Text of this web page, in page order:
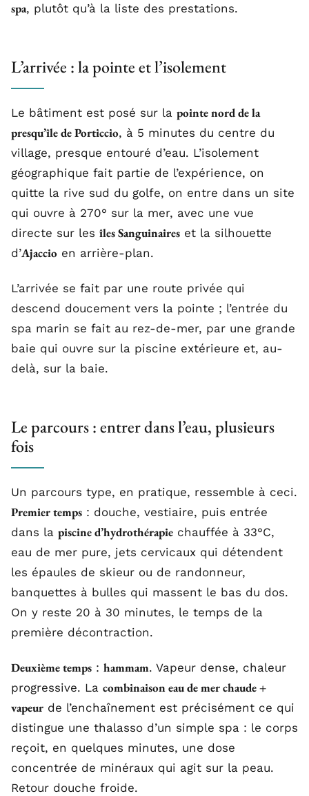
spa, plutôt qu’à la liste des prestations.
L’arrivée : la pointe et l’isolement
Le bâtiment est posé sur la pointe nord de la
presqu’île de Porticcio, à 5 minutes du centre du
village, presque entouré d’eau. L’isolement
géographique fait partie de l’expérience, on
quitte la rive sud du golfe, on entre dans un site
qui ouvre à 270° sur la mer, avec une vue
directe sur les îles Sanguinaires et la silhouette
d’Ajaccio en arrière-plan.
L’arrivée se fait par une route privée qui
descend doucement vers la pointe ; l’entrée du
spa marin se fait au rez-de-mer, par une grande
baie qui ouvre sur la piscine extérieure et, au-
delà, sur la baie.
Le parcours : entrer dans l’eau, plusieurs
fois
Un parcours type, en pratique, ressemble à ceci.
Premier temps : douche, vestiaire, puis entrée
dans la piscine d’hydrothérapie chauffée à 33°C,
eau de mer pure, jets cervicaux qui détendent
les épaules de skieur ou de randonneur,
banquettes à bulles qui massent le bas du dos.
On y reste 20 à 30 minutes, le temps de la
première décontraction.
Deuxième temps : hammam. Vapeur dense, chaleur
progressive. La combinaison eau de mer chaude +
vapeur de l’enchaînement est précisément ce qui
distingue une thalasso d’un simple spa : le corps
reçoit, en quelques minutes, une dose
concentrée de minéraux qui agit sur la peau.
Retour douche froide.